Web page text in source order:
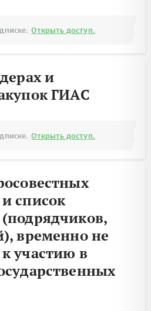
Открыть доступ.
и
ГИАС
Открыть доступ.
список
временно не
участию в